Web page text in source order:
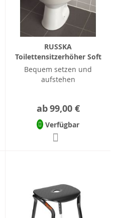
RUSSKA
Toilettensitzerhöher Soft
Bequem setzen und
aufstehen
ab99,00 €
Verfügbar